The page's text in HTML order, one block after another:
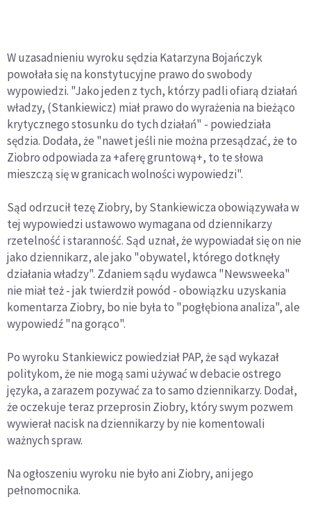
W uzasadnieniu wyroku sędzia Katarzyna Bojańczyk
powołała się na konstytucyjne prawo do swobody
wypowiedzi. "Jako jeden z tych, którzy padli ofiarą działań
władzy, (Stankiewicz) miał prawo do wyrażenia na bieżąco
krytycznego stosunku do tych działań" - powiedziała
sędzia. Dodała, że "nawet jeśli nie można przesądzać, że to
Ziobro odpowiada za +aferę gruntową+, to te słowa
mieszczą się w granicach wolności wypowiedzi".
Sąd odrzucił tezę Ziobry, by Stankiewicza obowiązywała w
tej wypowiedzi ustawowo wymagana od dziennikarzy
rzetelność i staranność. Sąd uznał, że wypowiadał się on nie
jako dziennikarz, ale jako "obywatel, którego dotknęły
działania władzy". Zdaniem sądu wydawca "Newsweeka"
nie miał też - jak twierdził powód - obowiązku uzyskania
komentarza Ziobry, bo nie była to "pogłębiona analiza", ale
wypowiedź "na gorąco".
Po wyroku Stankiewicz powiedział PAP, że sąd wykazał
politykom, że nie mogą sami używać w debacie ostrego
języka, a zarazem pozywać za to samo dziennikarzy. Dodał,
że oczekuje teraz przeprosin Ziobry, który swym pozwem
wywierał nacisk na dziennikarzy by nie komentowali
ważnych spraw.
Na ogłoszeniu wyroku nie było ani Ziobry, ani jego
pełnomocnika.